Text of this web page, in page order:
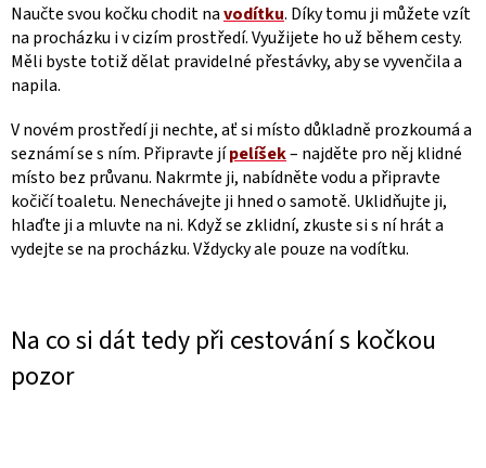
Naučte svou kočku chodit navodítku. Díky tomu ji můžete vzít
na procházku i v cizím prostředí. Využijete ho už během cesty.
Měli byste totiž dělat pravidelné přestávky, aby se vyvenčila a
napila.
V novém prostředí ji nechte, ať si místo důkladně prozkoumá a
seznámí se s ním. Připravte jípelíšek– najděte pro něj klidné
místo bez průvanu. Nakrmte ji, nabídněte vodu a připravte
kočičí toaletu. Nenechávejte ji hned o samotě. Uklidňujte ji,
hlaďte ji a mluvte na ni. Když se zklidní, zkuste si s ní hrát a
vydejte se na procházku. Vždycky ale pouze na vodítku.
Na co si dát tedy při cestování s kočkou
pozor